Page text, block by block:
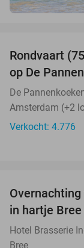
Rondvaart
op De
De
Amsterdam (+2
Verkocht: 4.776
TODAY
in hartje Bree
Hotel Brasserie
Bree